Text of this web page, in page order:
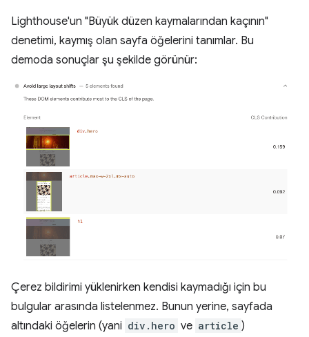
Lighthouse'un "Büyük düzen kaymalarından kaçının"
denetimi, kaymış olan sayfa öğelerini tanımlar. Bu
demoda sonuçlar şu şekilde görünür:
Çerez bildirimi yüklenirken kendisi kaymadığı için bu
bulgular arasında listelenmez. Bunun yerine, sayfada
altındaki öğelerin (yani div.hero ve article )